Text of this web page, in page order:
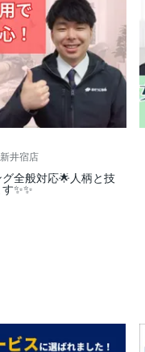
井宿店
全般対応🌟人柄と技
✨✨